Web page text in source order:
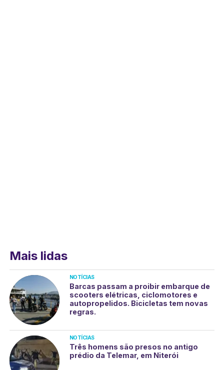
Mais lidas
NOTÍCIAS
Barcas passam a proibir embarque de
scooters elétricas, ciclomotores e
autopropelidos. Bicicletas tem novas
regras.
NOTÍCIAS
Três homens são presos no antigo
prédio da Telemar, em Niterói